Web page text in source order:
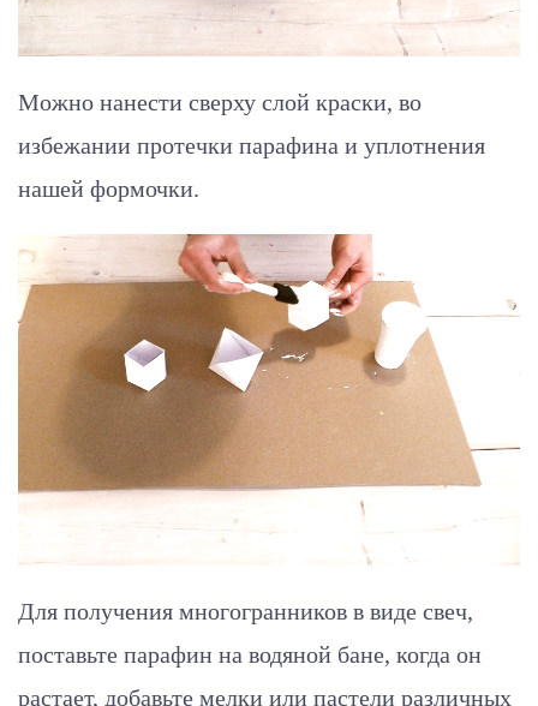
Можно нанести сверху слой краски, во
избежании протечки парафина и уплотнения
нашей формочки.
Для получения многогранников в виде свеч,
поставьте парафин на водяной бане, когда он
растает, добавьте мелки или пастели различных